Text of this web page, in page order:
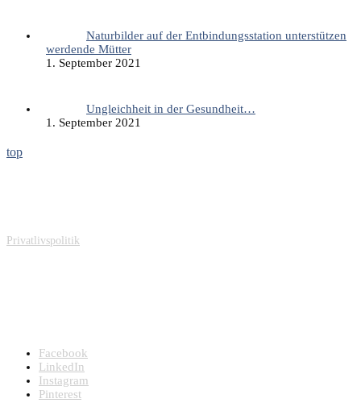
Naturbilder auf der Entbindungsstation unterstützen
werdende Mütter
1. September 2021
Ungleichheit in der Gesundheit…
1. September 2021
top
Privatlivspolitik
Facebook
LinkedIn
Instagram
Pinterest